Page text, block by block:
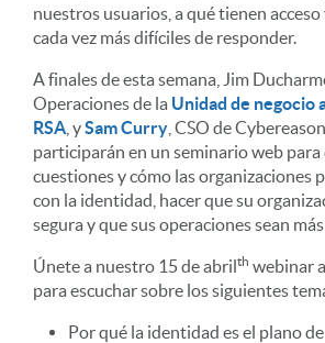
nuestros usuarios, a qué tienen
cada vez más difíciles de responder.
A finales de esta semana, Jim
Operaciones de la Unidad de negocio
RSA , ySam Curry , CSO de
participarán en un seminario web
cuestiones y cómo las organizaciones
con la identidad, hacer que su
segura y que sus operaciones sean
Únete a nuestro 15 de abrilth webinar
para escuchar sobre los siguientes
Por qué la identidad es el plano